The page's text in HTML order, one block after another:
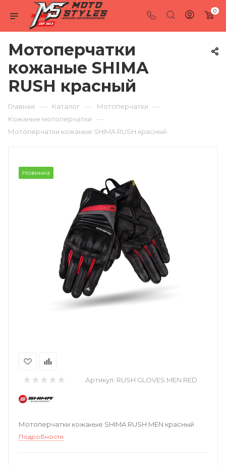
0
Мотоперчатки
кожаные SHIMA
RUSH красный
Главная — Каталог — Мотоперчатки —
Кожаные мотоперчатки —
Мотоперчатки кожаные SHIMA RUSH красный
Новинка
Артикул: RUSH GLOVES MEN RED
Мотоперчатки кожаные SHIMA RUSH MEN красный
Подробности